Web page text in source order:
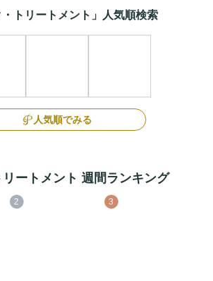
・トリートメント」人気順検索
人気順でみる
ートメント 週間ランキング
2 3